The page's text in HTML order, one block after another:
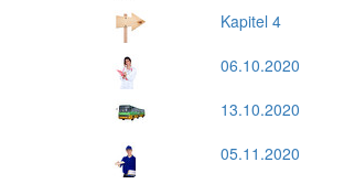
Kapitel 4
06.10.2020
13.10.2020
05.11.2020